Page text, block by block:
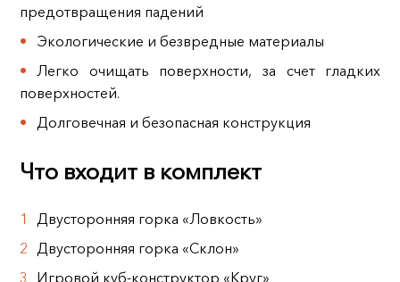
предотвращения падений
Экологические и безвредные материалы
Легко очищать поверхности, за счет гладких
поверхностей.
Долговечная и безопасная конструкция
Что входит в комплект
Двусторонняя горка «Ловкость»
Двусторонняя горка «Склон»
Игровой куб-конструктор «Круг»